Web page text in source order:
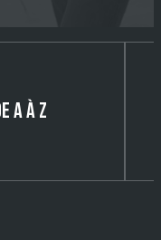
A À Z